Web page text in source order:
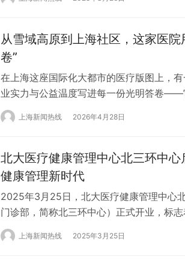
发项目”启动会。此次项目标志着双方在儿
从雪域高原到上海社区，这家医
卷”
在上海这座国际化大都市的医疗版图上，
业实力与公益温度写进每一份光明答卷——
作为深耕眼健康领域的大型国际化眼科专
展核心位置，先后斩获多项权威公益荣誉
疗机构“…
上海新闻热线 2026年4月28日
北大医疗健康管理中心北三环中心
健康管理新时代
2025年3月25日，北大医疗健康管理中心
门诊部，简称北三环中心）正式开业，标
战略升级。作为平安医疗生态圈重要节点，
为核心理念，构建全生命周期健康服务体
上海新闻热线 2025年3月25日